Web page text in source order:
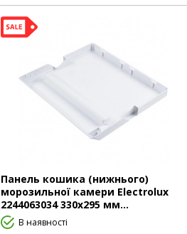
Панель кошика (нижнього)
морозильної камери Electrolux
2244063034 330х295 мм...
В наявності